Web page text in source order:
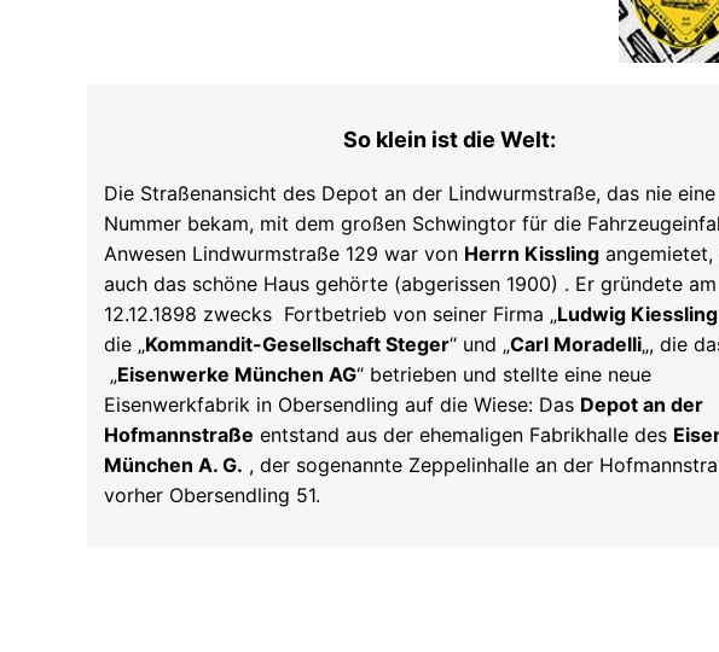
So klein ist die Welt:
Die Straßenansicht des Depot an der Lindwurmstraße, das nie eine
Nummer bekam, mit dem großen Schwingtor für die
Anwesen Lindwurmstraße 129 war von Herrn Kissling angemietet,
auch das schöne Haus gehörte (abgerissen 1900) . Er gründete am
12.12.1898 zwecks Fortbetrieb von seiner Firma „Ludwig
die „Kommandit-Gesellschaft Steger“ und „Carl Moradelli„, die
„Eisenwerke München AG“ betrieben und stellte eine neue
Eisenwerkfabrik in Obersendling auf die Wiese: Das Depot an der
Hofmannstraße entstand aus der ehemaligen Fabrikhalle des
München A. G. , der sogenannte Zeppelinhalle an der
vorher Obersendling 51.